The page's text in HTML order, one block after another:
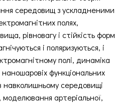
середовищ з ускладненими
полях,
рівновагу і стійкість форм
і поляризуються, і
полі, динаміка
функціональних
навколишньому середовищі
моделювання артеріальної,